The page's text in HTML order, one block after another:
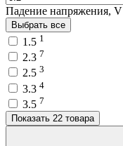
Падение напряжения, V
Выбрать все
1.5 1
2.3 7
2.5 3
3.3 4
3.5 7
Показать 22 товара